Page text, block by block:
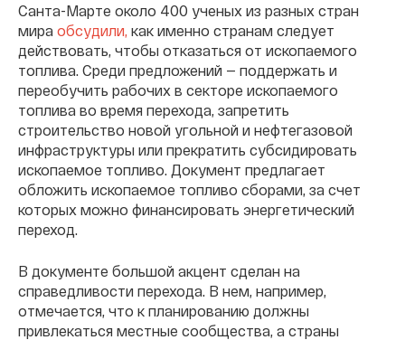
Санта-Марте около 400 ученых из разных стран
мира обсудили, как именно странам следует
действовать, чтобы отказаться от ископаемого
топлива. Среди предложений — поддержать и
переобучить рабочих в секторе ископаемого
топлива во время перехода, запретить
строительство новой угольной и нефтегазовой
инфраструктуры или прекратить субсидировать
ископаемое топливо. Документ предлагает
обложить ископаемое топливо сборами, за счет
которых можно финансировать энергетический
переход.
В документе большой акцент сделан на
справедливости перехода. В нем, например,
отмечается, что к планированию должны
привлекаться местные сообщества, а страны